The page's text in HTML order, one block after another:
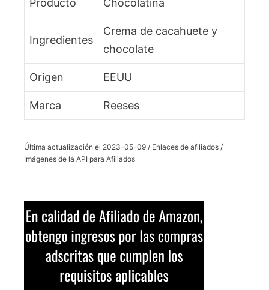
Producto Chocolatina
Ingredientes
Crema de cacahuete y
chocolate
Origen EEUU
Marca Reeses
Última actualización el 2023-05-09 / Enlaces de afiliados /
Imágenes de la API para Afiliados